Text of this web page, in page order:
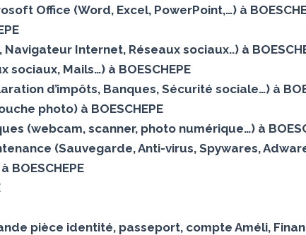
Office (Word, Excel, PowerPoint,…) à
Internet, Réseaux sociaux..) à
Mails…) à BOESCHEPE
d’impôts, Banques, Sécurité sociale…) à
photo) à BOESCHEPE
(webcam, scanner, photo numérique…) à
(Sauvegarde, Anti-virus, Spywares,
BOESCHEPE
pièce identité, passeport, compte Améli,